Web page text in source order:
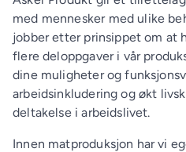
med mennesker med ulike
jobber etter prinsippet om at
flere deloppgaver i vår
dine muligheter og
arbeidsinkludering og økt
deltakelse i arbeidslivet.
Innen matproduksjon har vi